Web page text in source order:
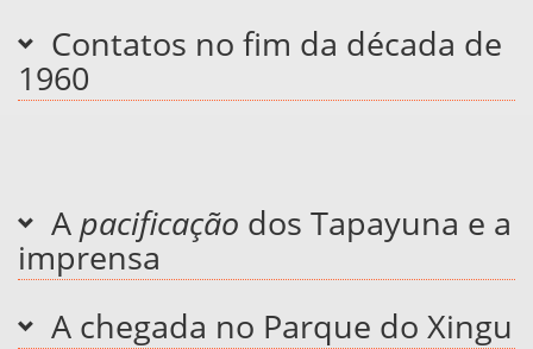
Contatos no fim da década de
1960
Apacificação dos Tapayuna e a
imprensa
A chegada no Parque do Xingu